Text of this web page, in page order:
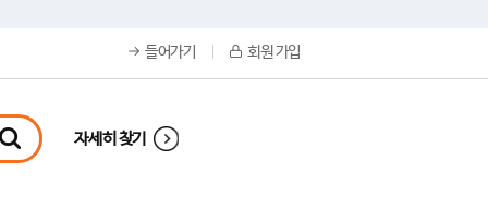
들어가기 회원 가입
자세히 찾기